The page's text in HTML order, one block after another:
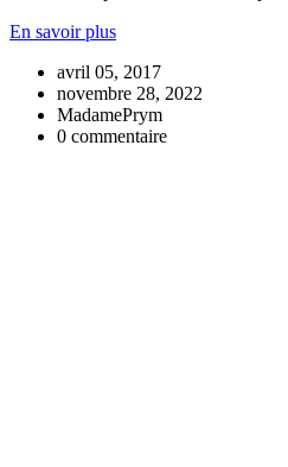
En savoir plus
avril 05, 2017
novembre 28, 2022
MadamePrym
0 commentaire